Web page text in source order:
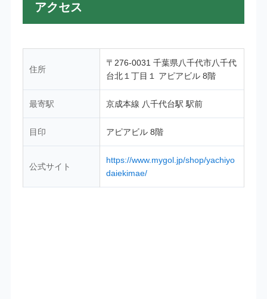
アクセス
住所
〒276-0031 千葉県八千代市八千代
台北１丁目１ アピアビル 8階
最寄駅 京成本線 八千代台駅 駅前
目印 アピアビル 8階
公式サイト
https://www.mygol.jp/shop/yachiyo
daiekimae/